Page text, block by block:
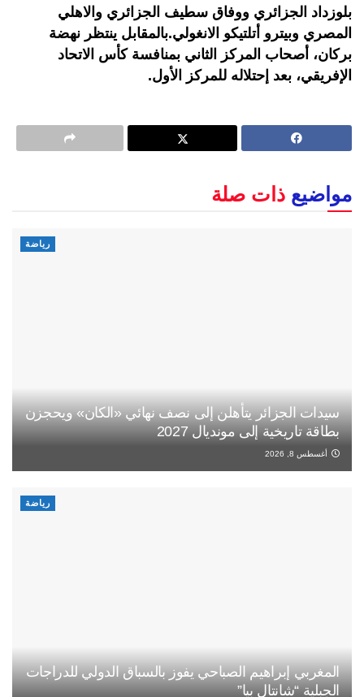
بلوزداد الجزائري ووفاق سطيف الجزائري والاهلي
المصري وبيترو أتلتيكو الانغولي.بالمقابل ينتظر نهضة
بركان، أصحاب المركز الثاني بمنافسة كأس الاتحاد
الإفريقي، بعد إحتلاله للمركز الأول.
مواضيع ذات صلة
رياضة
سيدات الجزائر يتأهلن إلى نصف نهائي «الكان» ويحجزن
بطاقة تاريخية إلى مونديال 2027
أغسطس 8, 2026
رياضة
المغربي إبراهيم الصباحي يفوز بالسباق الدولي للدراجات
الجبلية “شانتال بيا”